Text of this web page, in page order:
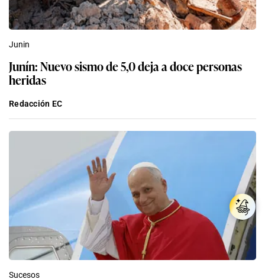
Junin
Junín: Nuevo sismo de 5,0 deja a doce personas
heridas
Redacción EC
Sucesos